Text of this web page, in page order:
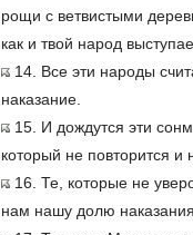
рощи с ветвистыми
как и твой народ
14. Все эти народы
наказание.
15. И дождутся эти
который не повторится и
16. Те, которые не
нам нашу долю